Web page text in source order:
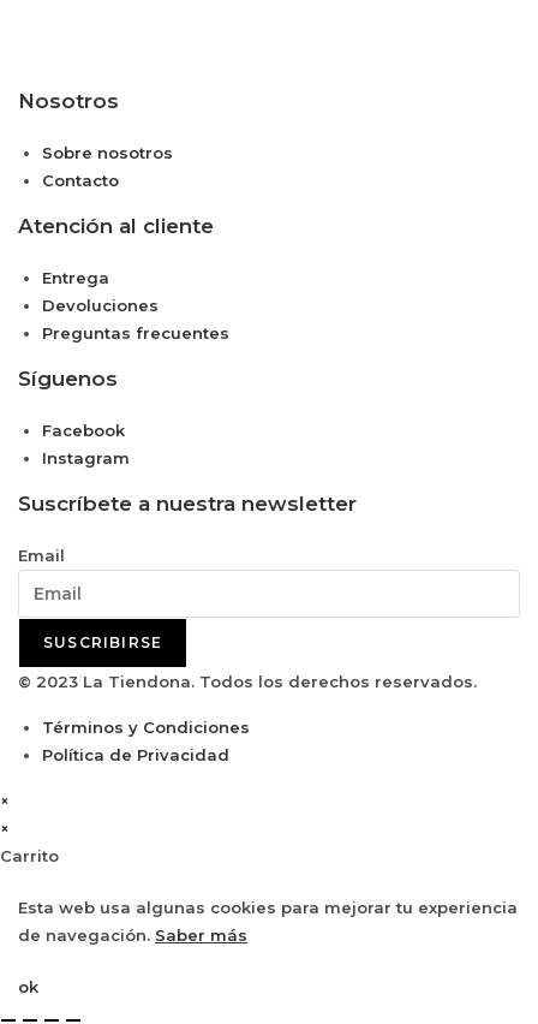
Nosotros
Sobre nosotros
Contacto
Atención al cliente
Entrega
Devoluciones
Preguntas frecuentes
Síguenos
Facebook
Instagram
Suscríbete a nuestra newsletter
Email
SUSCRIBIRSE
© 2023 La Tiendona. Todos los derechos reservados.
Términos y Condiciones
Política de Privacidad
×
×
Carrito
Esta web usa algunas cookies para mejorar tu experiencia
de navegación. Saber más
ok